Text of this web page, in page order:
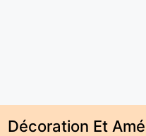
Décoration Et